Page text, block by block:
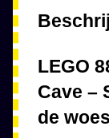
LEGO
Cave –
de